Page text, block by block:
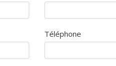
Téléphone